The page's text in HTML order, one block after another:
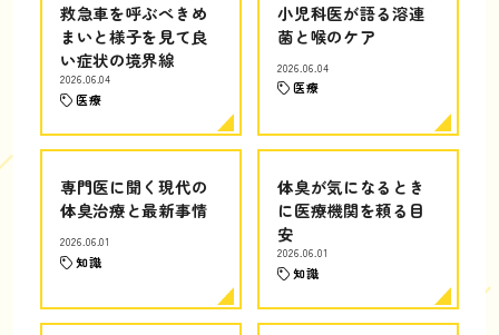
救急車を呼ぶべきめ
まいと様子を見て良
い症状の境界線
2026.06.04
医療
小児科医が語る溶連
菌と喉のケア
2026.06.04
医療
専門医に聞く現代の
体臭治療と最新事情
2026.06.01
知識
体臭が気になるとき
に医療機関を頼る目
安
2026.06.01
知識